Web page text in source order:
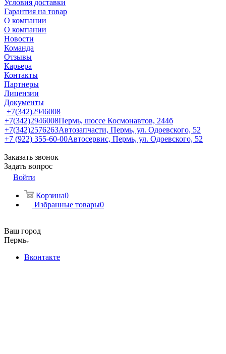
Условия доставки
Гарантия на товар
О компании
О компании
Новости
Команда
Отзывы
Карьера
Контакты
Партнеры
Лицензии
Документы
+7(342)2946008
+7(342)2946008Пермь, шоссе Космонавтов, 244б
+7(342)2576263Автозапчасти, Пермь, ул. Одоевского, 52
+7 (922) 355-60-00Автосервис, Пермь, ул. Одоевского, 52
Заказать звонок
Задать вопрос
Войти
Корзина0
Избранные товары0
Ваш город
Пермь
Вконтакте